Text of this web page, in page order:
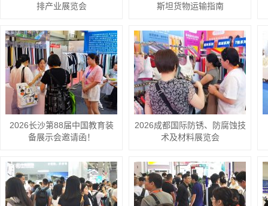
排产业展览会
斯坦货物运输指南
2026长沙第88届中国教育装
备展示会邀请函！
2026成都国际防锈、防腐蚀技
术及材料展览会